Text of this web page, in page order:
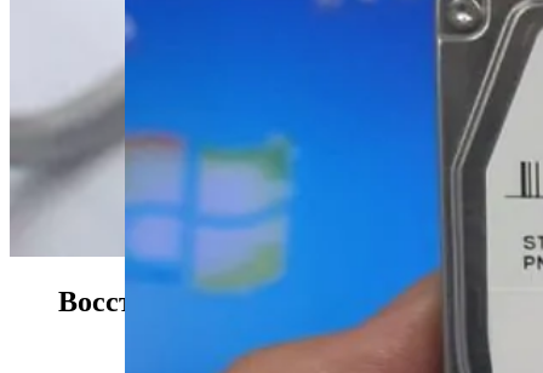
Восстанавливаем данные в 98%
случаев!